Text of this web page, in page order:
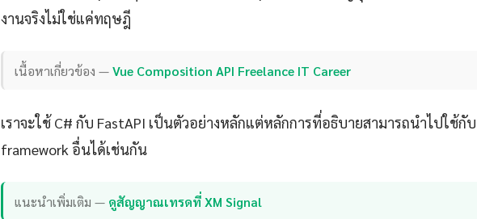
งานจริงไม่ใช่แค่ทฤษฎี
เนื้อหาเกี่ยวข้อง —Vue Composition API Freelance IT Career
เราจะใช้ C# กับ FastAPI เป็นตัวอย่างหลักแต่หลักการที่อธิบายสามารถนำไปใช้กั
framework อื่นได้เช่นกัน
แนะนำเพิ่มเติม — ดูสัญญาณเทรดที่ XM Signal